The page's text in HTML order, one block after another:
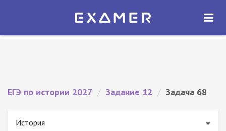
Экзамер — ЕГЭ 2027
ОТКРЫТЬ
ЕГЭ по истории 2027 / Задание 12 / Задача 68
История